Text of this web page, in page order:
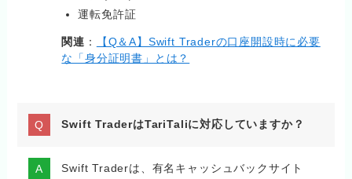
運転免許証
関連 ：
【Q＆A】Swift Traderの口座開設時に必要
な「身分証明書」とは？
Swift TraderはTariTaliに対応していますか？
Swift Traderは、有名キャッシュバックサイト